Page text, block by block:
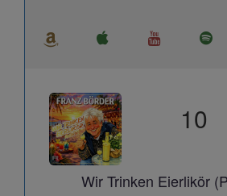
10
Wir Trinken Eierlikör